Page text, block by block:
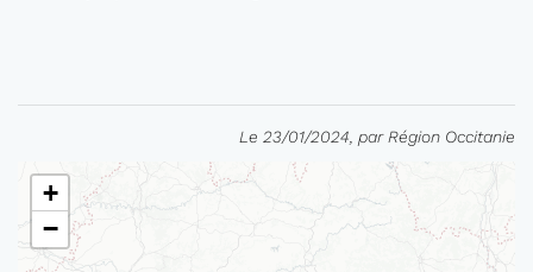
Le 23/01/2024, par Région Occitanie
+
−